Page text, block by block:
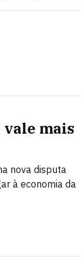
vale mais
nova disputa
à economia da